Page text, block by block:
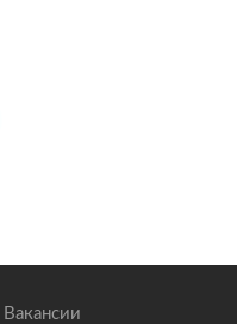
Вакансии